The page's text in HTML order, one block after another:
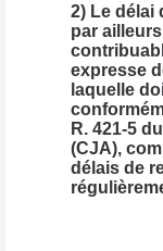
2) Le délai
par
expresse
laquelle
R. 421-5
(CJA),
délais de